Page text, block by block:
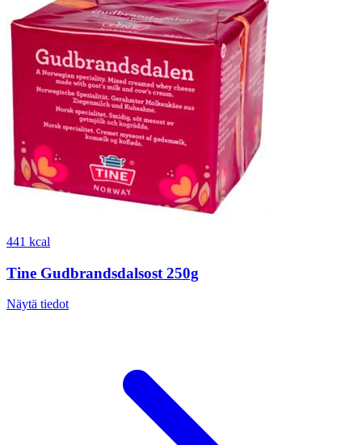
441 kcal
Tine Gudbrandsdalsost 250g
Näytä tiedot